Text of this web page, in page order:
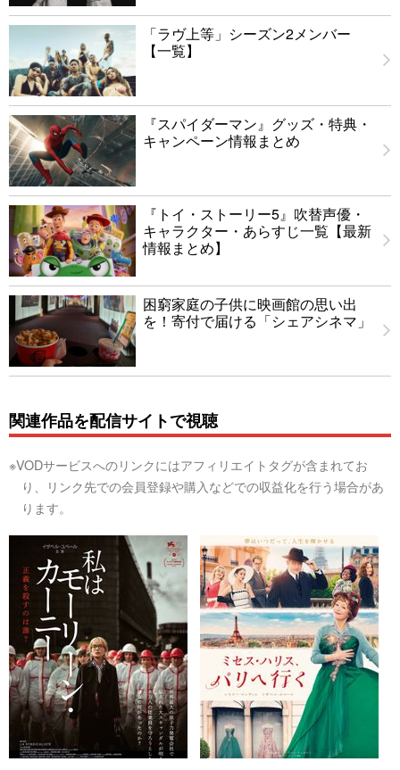
「ラヴ上等」シーズン2メンバー
【一覧】
『スパイダーマン』グッズ・特典・
キャンペーン情報まとめ
『トイ・ストーリー5』吹替声優・
キャラクター・あらすじ一覧【最新
情報まとめ】
困窮家庭の子供に映画館の思い出
を！寄付で届ける「シェアシネマ」
関連作品を配信サイトで視聴
※VODサービスへのリンクにはアフィリエイトタグが含まれてお
り、リンク先での会員登録や購入などでの収益化を行う場合があ
ります。